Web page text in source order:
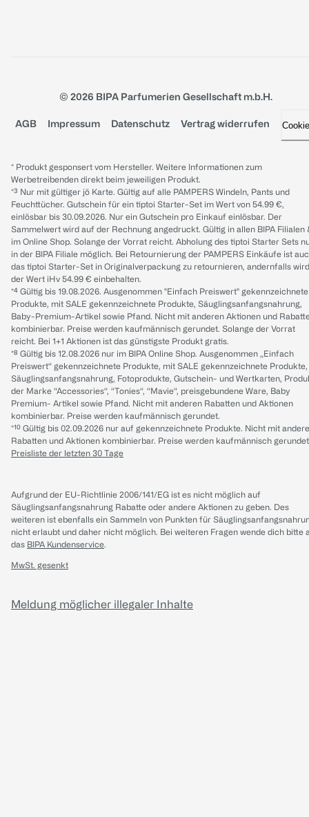
© 2026 BIPA Parfumerien Gesellschaft m.b.H.
AGB Impressum Datenschutz Vertrag widerrufen
* Produkt gesponsert vom Hersteller. Weitere Informationen zum
Werbetreibenden direkt beim jeweiligen Produkt.
*³ Nur mit gültiger jö Karte. Gültig auf alle PAMPERS Windeln, Pants und
Feuchttücher. Gutschein für ein tiptoi Starter-Set im Wert von 54.99 €,
einlösbar bis 30.09.2026. Nur ein Gutschein pro Einkauf einlösbar. Der
Sammelwert wird auf der Rechnung angedruckt. Gültig in allen BIPA Filialen
im Online Shop. Solange der Vorrat reicht. Abholung des tiptoi Starter Sets
in der BIPA Filiale möglich. Bei Retournierung der PAMPERS Einkäufe ist
das tiptoi Starter-Set in Originalverpackung zu retournieren, andernfalls wird
der Wert iHv 54.99 € einbehalten.
*⁴ Gültig bis 19.08.2026. Ausgenommen "Einfach Preiswert" gekennzeichnete
Produkte, mit SALE gekennzeichnete Produkte, Säuglingsanfangsnahrung,
Baby-Premium-Artikel sowie Pfand. Nicht mit anderen Aktionen und
kombinierbar. Preise werden kaufmännisch gerundet. Solange der Vorrat
reicht. Bei 1+1 Aktionen ist das günstigste Produkt gratis.
*⁸ Gültig bis 12.08.2026 nur im BIPA Online Shop. Ausgenommen „Einfach
Preiswert“ gekennzeichnete Produkte, mit SALE gekennzeichnete Produkte,
Säuglingsanfangsnahrung, Fotoprodukte, Gutschein- und Wertkarten,
der Marke “Accessories“, “Tonies“, “Mavie“, preisgebundene Ware, Baby
Premium- Artikel sowie Pfand. Nicht mit anderen Rabatten und Aktionen
kombinierbar. Preise werden kaufmännisch gerundet.
*¹⁰ Gültig bis 02.09.2026 nur auf gekennzeichnete Produkte. Nicht mit
Rabatten und Aktionen kombinierbar. Preise werden kaufmännisch
Preisliste der letzten 30 Tage
Aufgrund der EU-Richtlinie 2006/141/EG ist es nicht möglich auf
Säuglingsanfangsnahrung Rabatte oder andere Aktionen zu geben. Des
weiteren ist ebenfalls ein Sammeln von Punkten für
nicht erlaubt und daher nicht möglich. Bei weiteren Fragen wende dich bitte
das BIPA Kundenservice.
MwSt. gesenkt
Meldung möglicher illegaler Inhalte